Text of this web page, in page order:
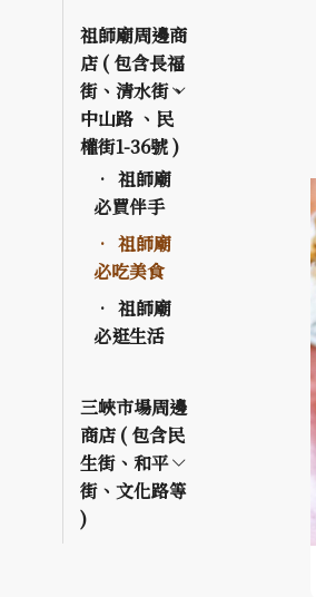
祖師廟周邊商
店 ( 包含長福
街、清水街、
中山路 、民
權街1-36號 )
祖師廟
必買伴手
祖師廟
必吃美食
祖師廟
必逛生活
三峽市場周邊
商店 ( 包含民
生街、和平
街、文化路等
)